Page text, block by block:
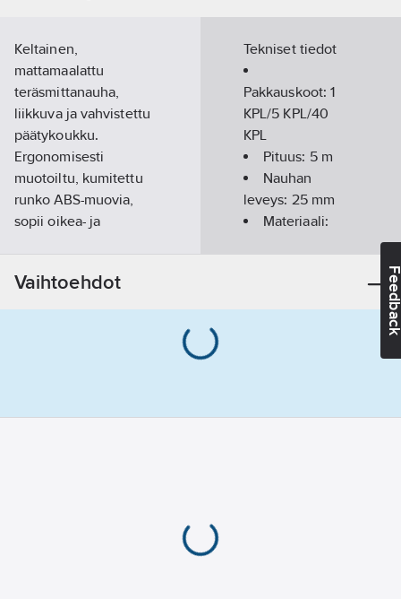
Keltainen,
mattamaalattu
teräsmittanauha,
liikkuva ja vahvistettu
päätykoukku.
Ergonomisesti
muotoiltu, kumitettu
runko ABS-muovia,
sopii oikea- ja
Itsekelautuva nauha
jarrulla ja
tarkkuusnormin II
Tekniset tiedot
Pakkauskoot:1
KPL/5 KPL/40
KPL
Pituus: 5m
Nauhan
leveys: 25mm
Materiaali:
Vaihtoehdot